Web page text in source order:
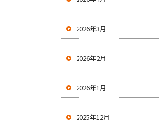
2026年3月
2026年2月
2026年1月
2025年12月